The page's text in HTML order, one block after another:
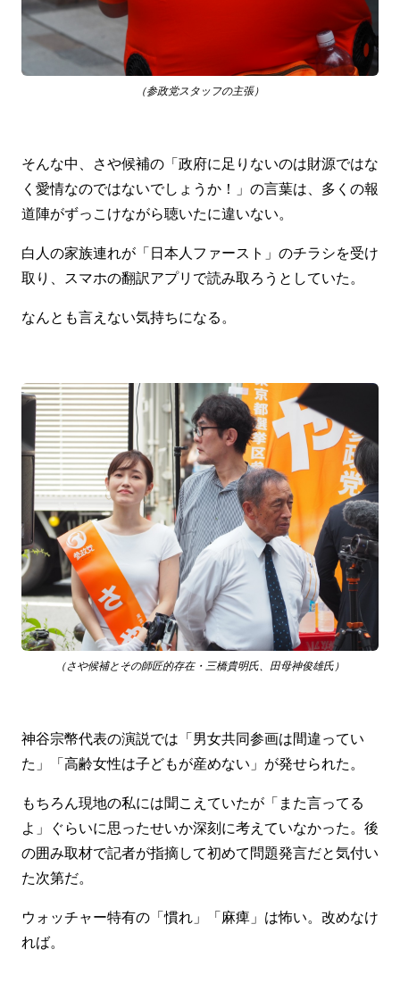
（参政党スタッフの主張）
そんな中、さや候補の「政府に足りないのは財源ではな
く愛情なのではないでしょうか！」の言葉は、多くの報
道陣がずっこけながら聴いたに違いない。
白人の家族連れが「日本人ファースト」のチラシを受け
取り、スマホの翻訳アプリで読み取ろうとしていた。
なんとも言えない気持ちになる。
（さや候補とその師匠的存在・三橋貴明氏、田母神俊雄氏）
神谷宗幣代表の演説では「男女共同参画は間違ってい
た」「高齢女性は子どもが産めない」が発せられた。
もちろん現地の私には聞こえていたが「また言ってる
よ」ぐらいに思ったせいか深刻に考えていなかった。後
の囲み取材で記者が指摘して初めて問題発言だと気付い
た次第だ。
ウォッチャー特有の「慣れ」「麻痺」は怖い。改めなけ
れば。